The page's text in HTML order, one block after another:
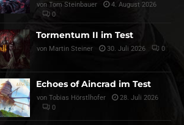
von Tom Steinbauer
4. August 2026
0
Tormentum II im Test
von Martin Steiner 30. Juli 2026 0
Echoes of Aincrad im Test
von Tobias Hörstlhofer
28. Juli 2026
0